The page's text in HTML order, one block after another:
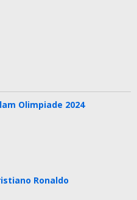
Olimpiade 2024
Ronaldo